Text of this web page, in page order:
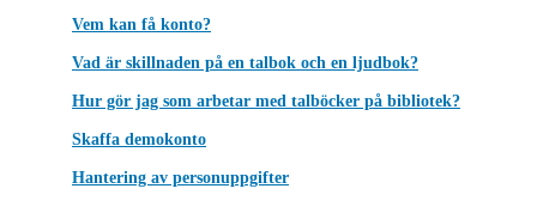
Vem kan få konto?
Vad är skillnaden på en talbok och en ljudbok?
Hur gör jag som arbetar med talböcker på bibliotek?
Skaffa demokonto
Hantering av personuppgifter